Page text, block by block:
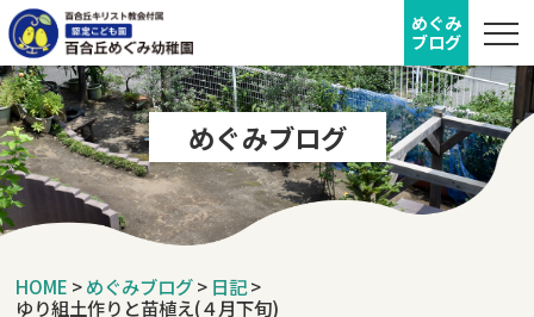
めぐみ
ブログ
めぐみブログ
HOME >めぐみブログ> 日記>
ゆり組土作りと苗植え(４月下旬)